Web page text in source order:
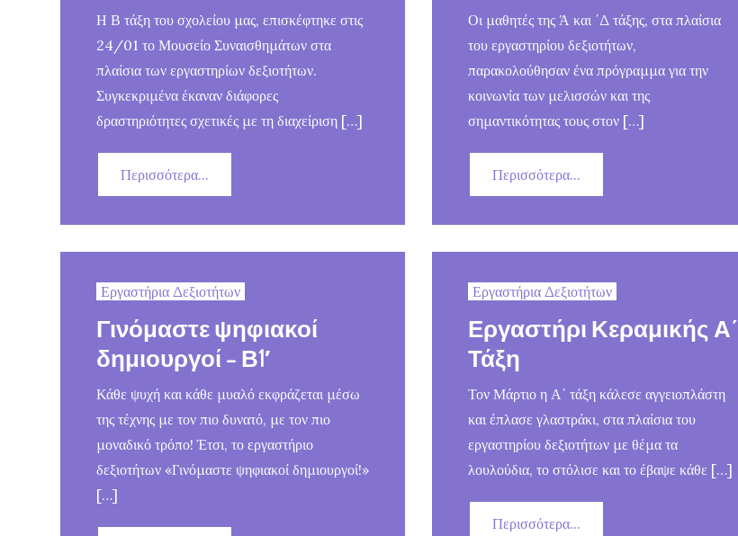
Η Β τάξη του σχολείου μας, επισκέφτηκε στις
24/01 το Μουσείο Συναισθημάτων στα
πλαίσια των εργαστηρίων δεξιοτήτων.
Συγκεκριμένα έκαναν διάφορες
δραστηριότητες σχετικές με τη διαχείριση […]
Περισσότερα...
Οι μαθητές της Ά και ΄Δ τάξης, στα πλαίσια
του εργαστηρίου δεξιοτήτων,
παρακολούθησαν ένα πρόγραμμα για την
κοινωνία των μελισσών και της
σημαντικότητας τους στον […]
Περισσότερα...
Εργαστήρια Δεξιοτήτων
Γινόμαστε ψηφιακοί
δημιουργοί – Β1′
Κάθε ψυχή και κάθε μυαλό εκφράζεται μέσω
της τέχνης με τον πιο δυνατό, με τον πιο
μοναδικό τρόπο! Έτσι, το εργαστήριο
δεξιοτήτων «Γινόμαστε ψηφιακοί δημιουργοί!»
[…]
Εργαστήρια Δεξιοτήτων
Εργαστήρι Κεραμικής Α΄
Τάξη
Τον Μάρτιο η Α΄ τάξη κάλεσε αγγειοπλάστη
και έπλασε γλαστράκι, στα πλαίσια του
εργαστηρίου δεξιοτήτων με θέμα τα
λουλούδια, το στόλισε και το έβαψε κάθε […]
Περισσότερα...